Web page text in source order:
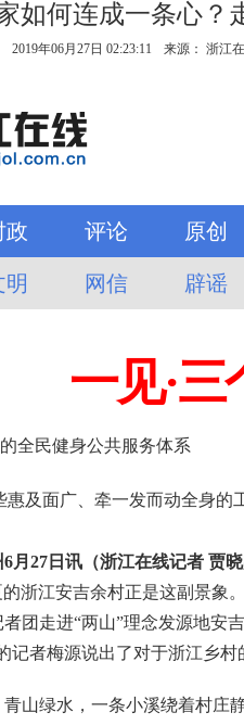
如何连成一条心？
2019年06月27日 02:23:11 来源： 浙江
月27日讯（浙江在线记者 贾晓
浙江安吉余村正是这副景象
团走进“两山”理念发源地安
记者梅源说出了对于浙江乡村
绿水，一条小溪绕着村庄静